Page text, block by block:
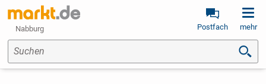
Nabburg Postfach mehr
Suchen